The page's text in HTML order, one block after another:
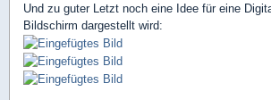
Und zu guter Letzt noch eine Idee für eine
Bildschirm dargestellt wird: